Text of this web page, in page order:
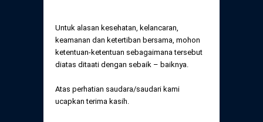
Untuk alasan kesehatan, kelancaran,
keamanan dan ketertiban bersama, mohon
ketentuan-ketentuan sebagaimana tersebut
diatas ditaati dengan sebaik – baiknya.
Atas perhatian saudara/saudari kami
ucapkan terima kasih.